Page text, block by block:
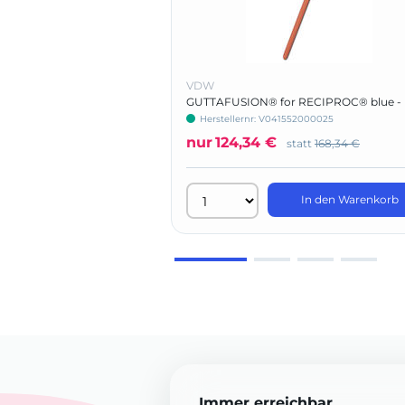
VDW
GUTTAFUSION® for RECIPROC® blue -
Basic Kit
Herstellernr: V041552000025
nur124,34 € statt 168,34 €
In den Warenkorb